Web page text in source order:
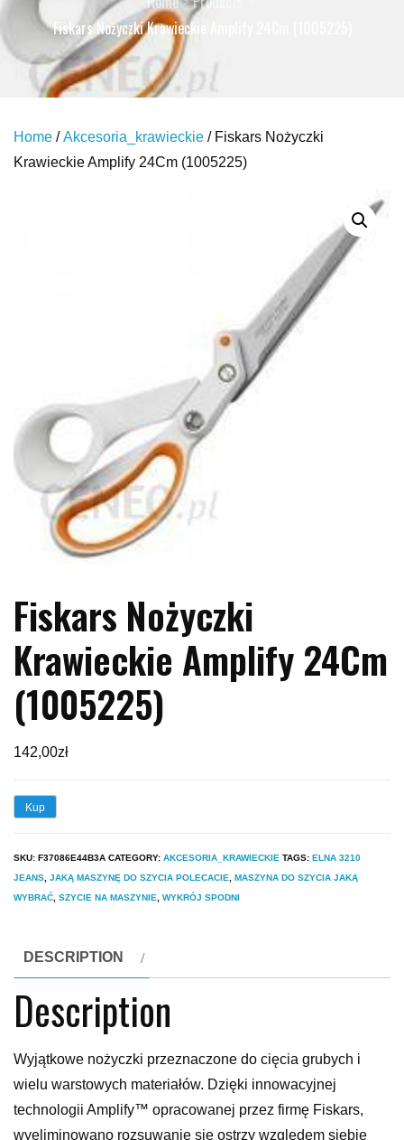
Fiskars Nożyczki Krawieckie Amplify 24Cm (1005225)
Home /Akcesoria_krawieckie / Fiskars Nożyczki
Krawieckie Amplify 24Cm (1005225)
Fiskars Nożyczki
Krawieckie Amplify 24Cm
(1005225)
142,00zł
Kup
SKU: F37086E44B3A CATEGORY: AKCESORIA_KRAWIECKIE TAGS: ELNA 3210
JEANS JAKĄ MASZYNĘ DO SZYCIA POLECACIE
MASZYNA DO SZYCIA JAKĄ
WYBRAĆ SZYCIE NA MASZYNIE WYKRÓJ SPODNI
DESCRIPTION
Description
Wyjątkowe nożyczki przeznaczone do cięcia grubych i
wielu warstowych materiałów. Dzięki innowacyjnej
technologii Amplify™ opracowanej przez firmę Fiskars,
wyeliminowano rozsuwanie się ostrzy względem siebie